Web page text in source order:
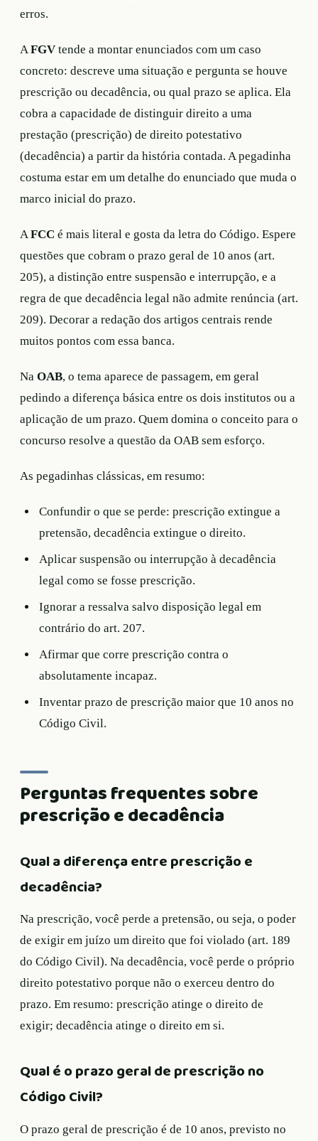
erros.
A FGV tende a montar enunciados com um caso
concreto: descreve uma situação e pergunta se houve
prescrição ou decadência, ou qual prazo se aplica. Ela
cobra a capacidade de distinguir direito a uma
prestação (prescrição) de direito potestativo
(decadência) a partir da história contada. A pegadinha
costuma estar em um detalhe do enunciado que muda o
marco inicial do prazo.
A FCC é mais literal e gosta da letra do Código. Espere
questões que cobram o prazo geral de 10 anos (art.
205), a distinção entre suspensão e interrupção, e a
regra de que decadência legal não admite renúncia (art.
209). Decorar a redação dos artigos centrais rende
muitos pontos com essa banca.
Na OAB, o tema aparece de passagem, em geral
pedindo a diferença básica entre os dois institutos ou a
aplicação de um prazo. Quem domina o conceito para o
concurso resolve a questão da OAB sem esforço.
As pegadinhas clássicas, em resumo:
Confundir o que se perde: prescrição extingue a
pretensão, decadência extingue o direito.
Aplicar suspensão ou interrupção à decadência
legal como se fosse prescrição.
Ignorar a ressalva salvo disposição legal em
contrário do art. 207.
Afirmar que corre prescrição contra o
absolutamente incapaz.
Inventar prazo de prescrição maior que 10 anos no
Código Civil.
Perguntas frequentes sobre
prescrição e decadência
Qual a diferença entre prescrição e
decadência?
Na prescrição, você perde a pretensão, ou seja, o poder
de exigir em juízo um direito que foi violado (art. 189
do Código Civil). Na decadência, você perde o próprio
direito potestativo porque não o exerceu dentro do
prazo. Em resumo: prescrição atinge o direito de
exigir; decadência atinge o direito em si.
Qual é o prazo geral de prescrição no
Código Civil?
O prazo geral de prescrição é de 10 anos, previsto no